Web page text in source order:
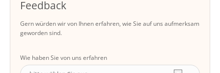
Feedback
Gern würden wir von Ihnen erfahren, wie Sie auf uns aufmerksam
geworden sind.
Wie haben Sie von uns erfahren